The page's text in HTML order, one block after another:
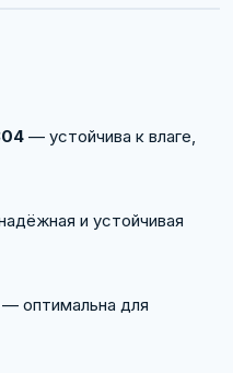
— устойчива к влаге,
и устойчивая
— оптимальна для